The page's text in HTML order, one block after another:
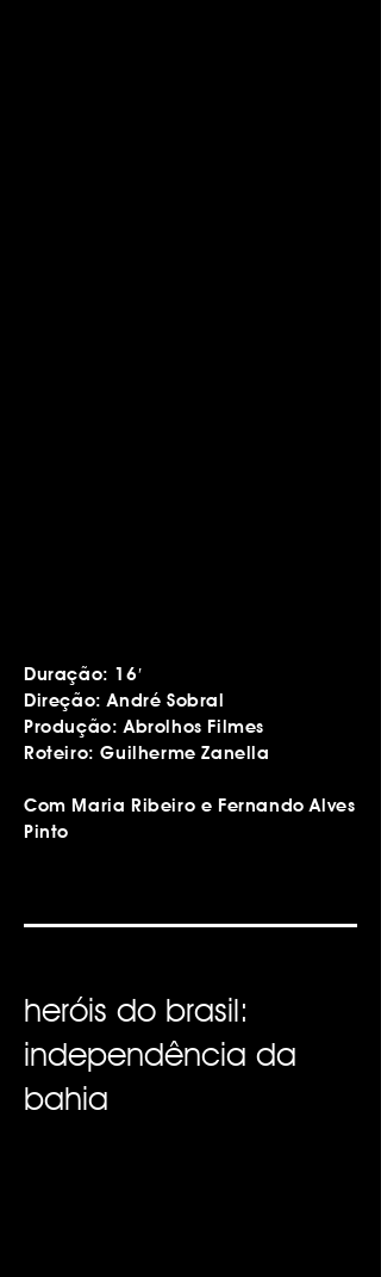
Duração: 16′
Direção: André Sobral
Produção: Abrolhos Filmes
Roteiro: Guilherme Zanella
Com Maria Ribeiro e Fernando Alves
Pinto
heróis do brasil:
independência da
bahia